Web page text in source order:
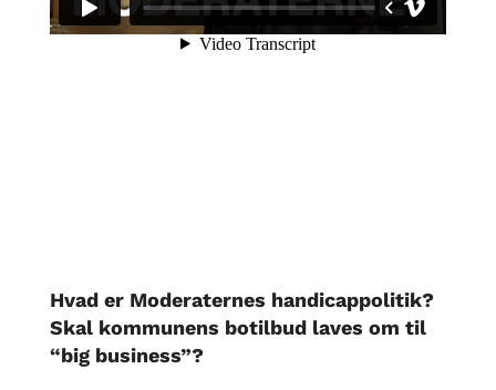
Hvad er Moderaternes handicappolitik?
Skal kommunens botilbud laves om til
“big business”?